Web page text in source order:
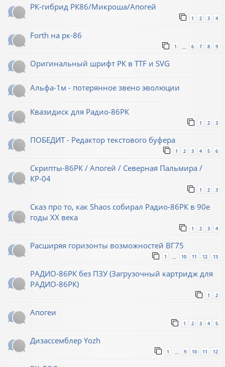
РК-гибрид РК86/Микроша/Апогей
1 2 3 4
Forth на рк-86
1 6 7 8 9
Оригинальный шрифт РК в TTF и SVG
Альфа-1м - потерянное звено эволюции
Квазидиск для Радио-86РК
1 2 3
ПОБЕДИТ - Редактор текстового буфера
1 2 3 4 5 6
Скрипты-86РК / Апогей / Северная Пальмира /
КР-04
1 2 3
Сказ про то, как Shaos собирал Радио-86РК в 90е
годы XX века
1 2 3 4
Расширяя горизонты возможностей ВГ75
1 … 10 11 12 13
РАДИО-86РК без ПЗУ (Загрузочный картридж для
РАДИО-86РК)
1 2
Апогеи
1 2 3 4 5
Дизассемблер Yozh
1 … 9 10 11 12